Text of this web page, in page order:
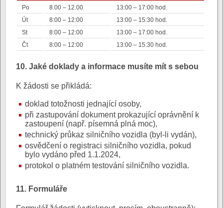
Po
8.00 – 12.00
13:00 – 17:00 hod.
Út
8:00 – 12:00
13:00 – 15:30 hod.
St
8:00 – 12:00
13:00 – 17:00 hod.
Čt
8:00 – 12:00 13:00 – 15:30 hod.
10. Jaké doklady a informace musíte mít s sebou
K žádosti se přikládá:
doklad totožnosti jednající osoby,
při zastupování dokument prokazující oprávnění k
zastoupení (např. písemná plná moc),
technický průkaz silničního vozidla (byl-li vydán),
osvědčení o registraci silničního vozidla, pokud
bylo vydáno před 1.1.2024,
protokol o platném testování silničního vozidla.
11. Formuláře